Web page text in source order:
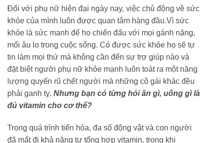
Đối với phụ nữ hiện đại ngày nay, việc chủ động về sức
khỏe của mình luôn được quan tâm hàng đầu.Vì sức
khỏe là sức mạnh để họ chiến đấu với mọi gánh nặng,
mối âu lo trong cuộc sống. Có được sức khỏe họ sẽ tự
tin làm mọi thứ mà không cần đến sự trợ giúp nào và
đặt biệt người phụ nữ khỏe mạnh luôn toát ra một năng
lượng quyến rũ chết người mà những cô gái khác đều
phải ganh tỵ. Nhưng bạn có từng hỏi ăn gì, uống gì là
đủ vitamin cho cơ thể?
Trong quá trình tiến hóa, đa số động vật và con người
đã mất đi khả năng tự tổng hợp vitamin, trong khi